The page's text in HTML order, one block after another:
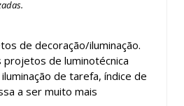
de decoração/iluminação.
projetos de luminotécnica
de tarefa, índice de
a ser muito mais